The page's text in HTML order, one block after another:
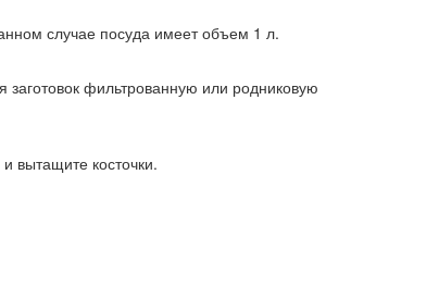
случае посуда имеет объем 1 л.
фильтрованную или родниковую
вытащите косточки.